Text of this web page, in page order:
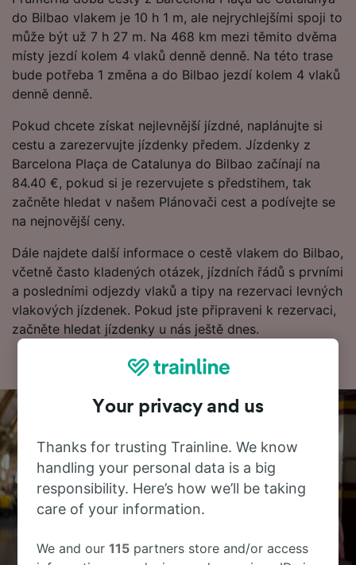
do Bilbao vlakem je 10 h 1 m, ale nejrychlejšími spoji to
může být už 7 h 27 m. Na 468 km mezi těmito dvěma
místy jezdí kolem 4 vlaků denně denně. Na této trase
bude potřeba 1 změna a do Bilbao jezdí kolem 4 vlaků
denně denně.
Pokud chcete získat nejlevnější jízdné, naplánujte si
cestu a zarezervujte jízdenky předem. Jízdenky z
Barcelona Plaça de Catalunya do Bilbao začínají na
84.40 €, pokud si je rezervujete s předstihem, tak
začněte hledat v našem Plánovači cest a podívejte se
na nejnovější ceny.
Dále najdete další informace o cestě vlakem do Bilbao,
včetně často kladených otázek, jízdních řádů s prvními
a posledními odjezdy vlaků a tipy na rezervaci levných
vlakových jízdenek. Pokud jste připraveni k rezervaci,
začněte hledat jízdenky u nás ještě dnes.
Your privacy and us
Thanks for trusting Trainline. We know
handling your personal data is a big
responsibility. Here’s how we’ll be taking
care of your information.
We and our115 partners store and/or access